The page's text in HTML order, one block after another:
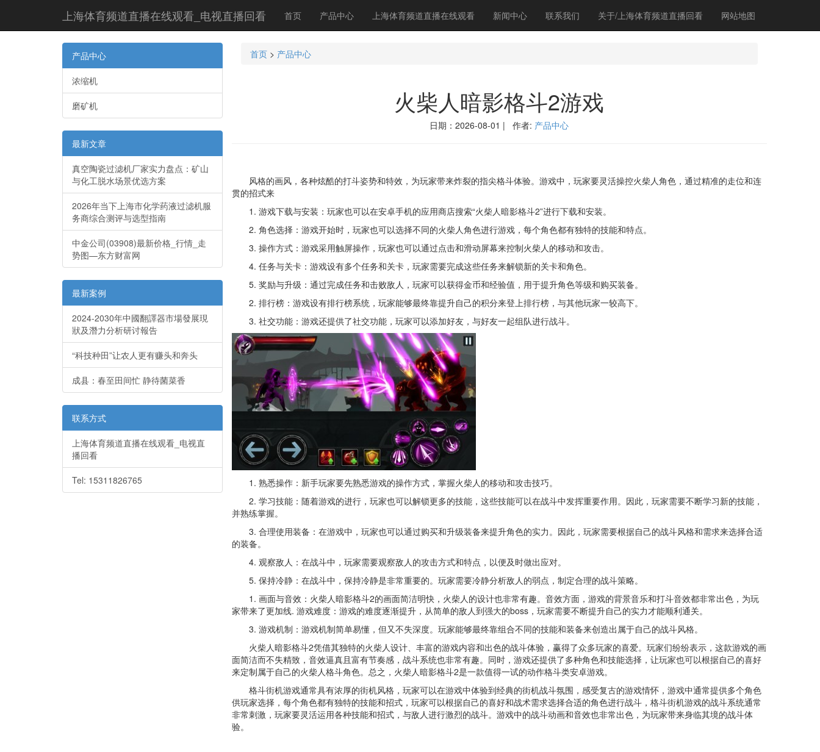
上海体育频道直播在线观看_电视直播回看 首页 产品中心 上海体育频道直播在线观看 新闻中心 联系我们 关于/上海体育频道直播回看 网站地图
产品中心
浓缩机
磨矿机
最新文章
真空陶瓷过滤机厂家实力盘点：矿山
与化工脱水场景优选方案
2026年当下上海市化学药液过滤机服
务商综合测评与选型指南
中金公司(03908)最新价格_行情_走
势图—东方财富网
最新案例
2024-2030年中國翻譯器市場發展現
狀及潛力分析研讨報告
“科技种田”让农人更有赚头和奔头
成县：春至田间忙 静待菌菜香
联系方式
上海体育频道直播在线观看_电视直
播回看
Tel: 15311826765
首页> 产品中心
火柴人暗影格斗2游戏
日期：2026-08-01 | 作者: 产品中心
风格的画风，各种炫酷的打斗姿势和特效，为玩家带来炸裂的指尖格斗体验。游戏中，玩家要灵活操控火柴人角色，通过精准的走位和连
贯的招式来
1. 游戏下载与安装：玩家也可以在安卓手机的应用商店搜索“火柴人暗影格斗2”进行下载和安装。
2. 角色选择：游戏开始时，玩家也可以选择不同的火柴人角色进行游戏，每个角色都有独特的技能和特点。
3. 操作方式：游戏采用触屏操作，玩家也可以通过点击和滑动屏幕来控制火柴人的移动和攻击。
4. 任务与关卡：游戏设有多个任务和关卡，玩家需要完成这些任务来解锁新的关卡和角色。
5. 奖励与升级：通过完成任务和击败敌人，玩家可以获得金币和经验值，用于提升角色等级和购买装备。
2. 排行榜：游戏设有排行榜系统，玩家能够最终靠提升自己的积分来登上排行榜，与其他玩家一较高下。
3. 社交功能：游戏还提供了社交功能，玩家可以添加好友，与好友一起组队进行战斗。
1. 熟悉操作：新手玩家要先熟悉游戏的操作方式，掌握火柴人的移动和攻击技巧。
2. 学习技能：随着游戏的进行，玩家也可以解锁更多的技能，这些技能可以在战斗中发挥重要作用。因此，玩家需要不断学习新的技能，
并熟练掌握。
3. 合理使用装备：在游戏中，玩家也可以通过购买和升级装备来提升角色的实力。因此，玩家需要根据自己的战斗风格和需求来选择合适
的装备。
4. 观察敌人：在战斗中，玩家需要观察敌人的攻击方式和特点，以便及时做出应对。
5. 保持冷静：在战斗中，保持冷静是非常重要的。玩家需要冷静分析敌人的弱点，制定合理的战斗策略。
1. 画面与音效：火柴人暗影格斗2的画面简洁明快，火柴人的设计也非常有趣。音效方面，游戏的背景音乐和打斗音效都非常出色，为玩
家带来了更加线. 游戏难度：游戏的难度逐渐提升，从简单的敌人到强大的boss，玩家需要不断提升自己的实力才能顺利通关。
3. 游戏机制：游戏机制简单易懂，但又不失深度。玩家能够最终靠组合不同的技能和装备来创造出属于自己的战斗风格。
火柴人暗影格斗2凭借其独特的火柴人设计、丰富的游戏内容和出色的战斗体验，赢得了众多玩家的喜爱。玩家们纷纷表示，这款游戏的画
面简洁而不失精致，音效逼真且富有节奏感，战斗系统也非常有趣。同时，游戏还提供了多种角色和技能选择，让玩家也可以根据自己的喜好
来定制属于自己的火柴人格斗角色。总之，火柴人暗影格斗2是一款值得一试的动作格斗类安卓游戏。
格斗街机游戏通常具有浓厚的街机风格，玩家可以在游戏中体验到经典的街机战斗氛围，感受复古的游戏情怀，游戏中通常提供多个角色
供玩家选择，每个角色都有独特的技能和招式，玩家可以根据自己的喜好和战术需求选择合适的角色进行战斗，格斗街机游戏的战斗系统通常
非常刺激，玩家要灵活运用各种技能和招式，与敌人进行激烈的战斗。游戏中的战斗动画和音效也非常出色，为玩家带来身临其境的战斗体
验。